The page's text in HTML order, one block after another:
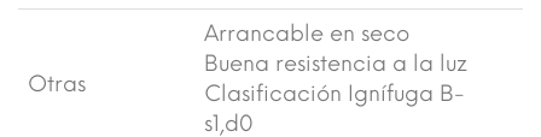
Otras
Arrancable en seco
Buena resistencia a la luz
Clasificación Ignífuga B-
s1,d0